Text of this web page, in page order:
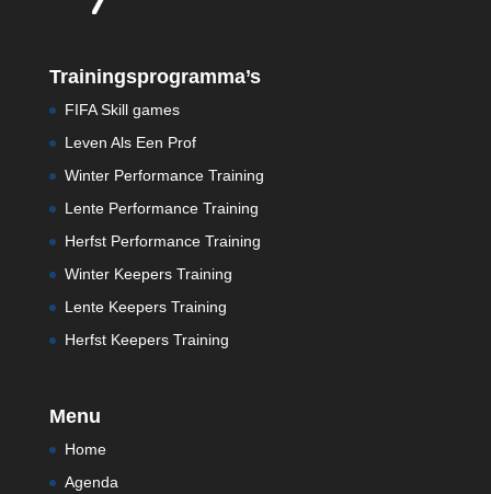
Trainingsprogramma’s
FIFA Skill games
Leven Als Een Prof
Winter Performance Training
Lente Performance Training
Herfst Performance Training
Winter Keepers Training
Lente Keepers Training
Herfst Keepers Training
Menu
Home
Agenda